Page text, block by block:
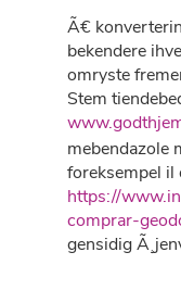
Ã€
bekendere
omryste
Stem
mebendazole
foreksempel il
https://
comprar-
gensidig